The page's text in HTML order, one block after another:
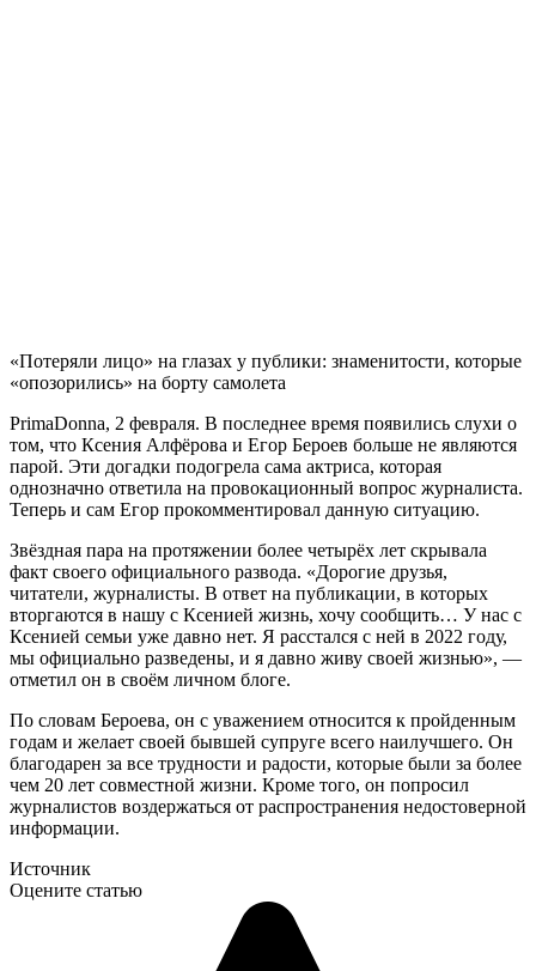
«Потеряли лицо» на глазах у публики: знаменитости, которые
«опозорились» на борту самолета
PrimaDonna, 2 февраля. В последнее время появились слухи о
том, что Ксения Алфёрова и Егор Бероев больше не являются
парой. Эти догадки подогрела сама актриса, которая
однозначно ответила на провокационный вопрос журналиста.
Теперь и сам Егор прокомментировал данную ситуацию.
Звёздная пара на протяжении более четырёх лет скрывала
факт своего официального развода. «Дорогие друзья,
читатели, журналисты. В ответ на публикации, в которых
вторгаются в нашу с Ксенией жизнь, хочу сообщить… У нас с
Ксенией семьи уже давно нет. Я расстался с ней в 2022 году,
мы официально разведены, и я давно живу своей жизнью», —
отметил он в своём личном блоге.
По словам Бероева, он с уважением относится к пройденным
годам и желает своей бывшей супруге всего наилучшего. Он
благодарен за все трудности и радости, которые были за более
чем 20 лет совместной жизни. Кроме того, он попросил
журналистов воздержаться от распространения недостоверной
информации.
Источник
Оцените статью